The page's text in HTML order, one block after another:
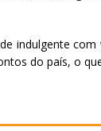
indulgente com
do país, o